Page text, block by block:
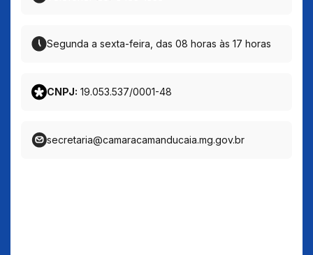
Segunda a sexta-feira, das 08 horas às 17 horas
CNPJ: 19.053.537/0001-48
secretaria@camaracamanducaia.mg.gov.br